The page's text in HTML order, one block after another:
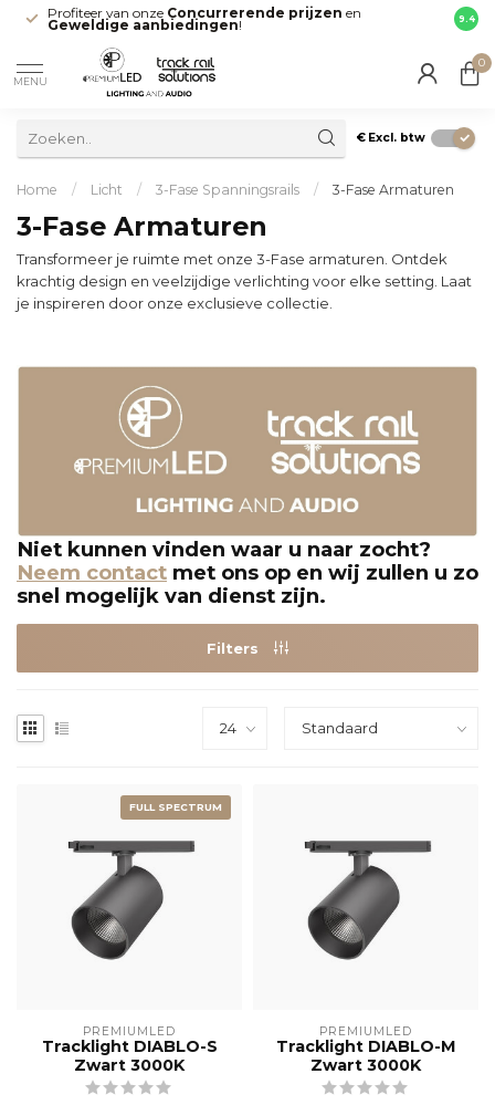
Profiteer van onze Concurrerende prijzen en
Geweldige aanbiedingen! direct
9.4
MENU
0
€ Excl. btw
Home / Licht / 3-Fase Spanningsrails / 3-Fase Armaturen
3-Fase Armaturen
Transformeer je ruimte met onze 3-Fase armaturen. Ontdek
krachtig design en veelzijdige verlichting voor elke setting. Laat
je inspireren door onze exclusieve collectie.
Niet kunnen vinden waar u naar zocht?
Neem contact met ons op en wij zullen u zo
snel mogelijk van dienst zijn.
Filters
FULL SPECTRUM
PREMIUMLED
Tracklight DIABLO-S
Zwart 3000K
PREMIUMLED
Tracklight DIABLO-M
Zwart 3000K